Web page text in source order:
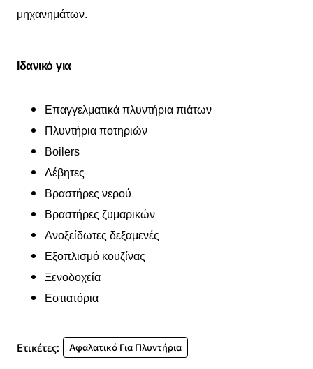
μηχανημάτων.
Ιδανικό για
Επαγγελματικά πλυντήρια πιάτων
Πλυντήρια ποτηριών
Boilers
Λέβητες
Βραστήρες νερού
Βραστήρες ζυμαρικών
Ανοξείδωτες δεξαμενές
Εξοπλισμό κουζίνας
Ξενοδοχεία
Εστιατόρια
Ετικέτες: Αφαλατικό Για Πλυντήρια